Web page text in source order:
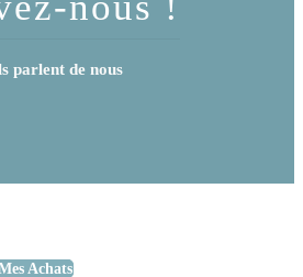
parlent de nous
Achats